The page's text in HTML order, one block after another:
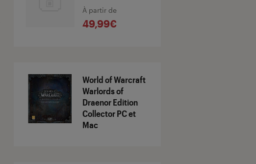
À partir de
49,99€
World of Warcraft
Warlords of
Draenor Edition
Collector PC et
Mac